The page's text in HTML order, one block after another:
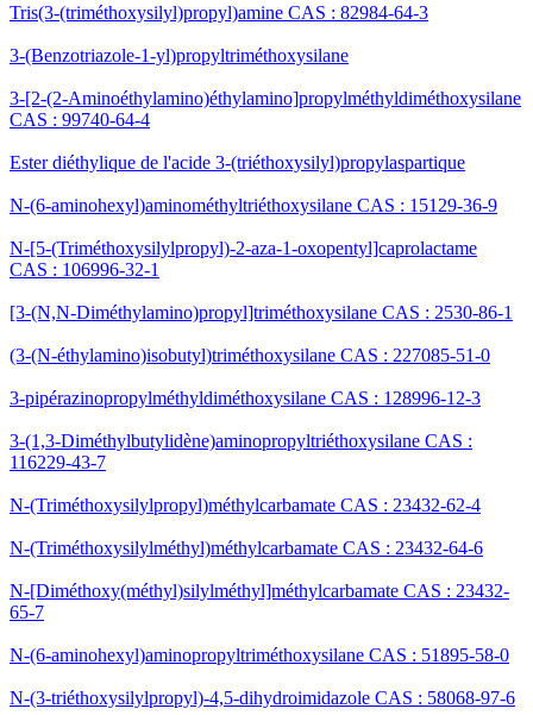
Tris(3-(triméthoxysilyl)propyl)amine CAS : 82984-64-3
3-(Benzotriazole-1-yl)propyltriméthoxysilane
3-[2-(2-Aminoéthylamino)éthylamino]propylméthyldiméthoxysilane
CAS : 99740-64-4
Ester diéthylique de l'acide 3-(triéthoxysilyl)propylaspartique
N-(6-aminohexyl)aminométhyltriéthoxysilane CAS : 15129-36-9
N-[5-(Triméthoxysilylpropyl)-2-aza-1-oxopentyl]caprolactame
CAS : 106996-32-1
[3-(N,N-Diméthylamino)propyl]triméthoxysilane CAS : 2530-86-1
(3-(N-éthylamino)isobutyl)triméthoxysilane CAS : 227085-51-0
3-pipérazinopropylméthyldiméthoxysilane CAS : 128996-12-3
3-(1,3-Diméthylbutylidène)aminopropyltriéthoxysilane CAS :
116229-43-7
N-(Triméthoxysilylpropyl)méthylcarbamate CAS : 23432-62-4
N-(Triméthoxysilylméthyl)méthylcarbamate CAS : 23432-64-6
N-[Diméthoxy(méthyl)silylméthyl]méthylcarbamate CAS : 23432-
65-7
N-(6-aminohexyl)aminopropyltriméthoxysilane CAS : 51895-58-0
N-(3-triéthoxysilylpropyl)-4,5-dihydroimidazole CAS : 58068-97-6